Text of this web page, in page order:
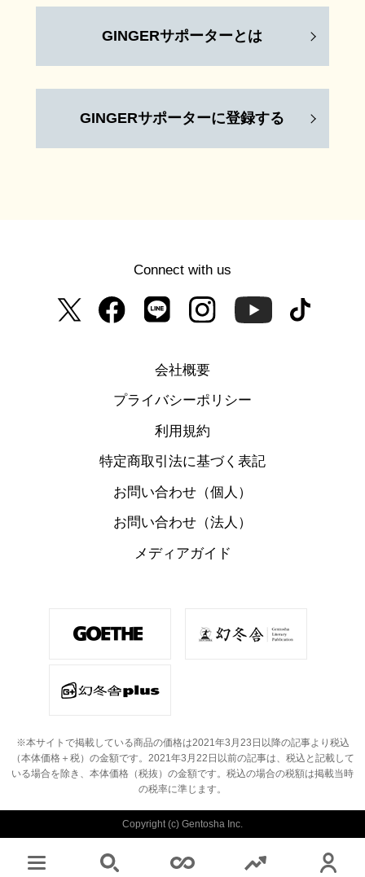
GINGERサポーターとは
GINGERサポーターに登録する
Connect with us
会社概要
プライバシーポリシー
利用規約
特定商取引法に基づく表記
お問い合わせ（個人）
お問い合わせ（法人）
メディアガイド
※本サイトで掲載している商品の価格は2021年3月23日以降の記事より税込
（本体価格＋税）の金額です。 2021年3月22日以前の記事は、税込と記載して
いる場合を除き、本体価格（税抜）の金額です。 税込の場合の税額は掲載当時
の税率に準じます。
Copyright (c) Gentosha Inc.